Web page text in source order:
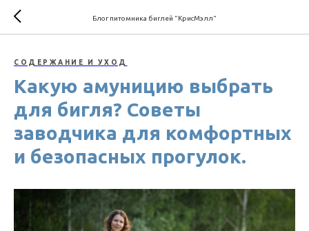
Блог питомника биглей "КрисМэлл"
СОДЕРЖАНИЕ И УХОД
Какую амуницию выбрать
для бигля? Советы
заводчика для комфортных
и безопасных прогулок.